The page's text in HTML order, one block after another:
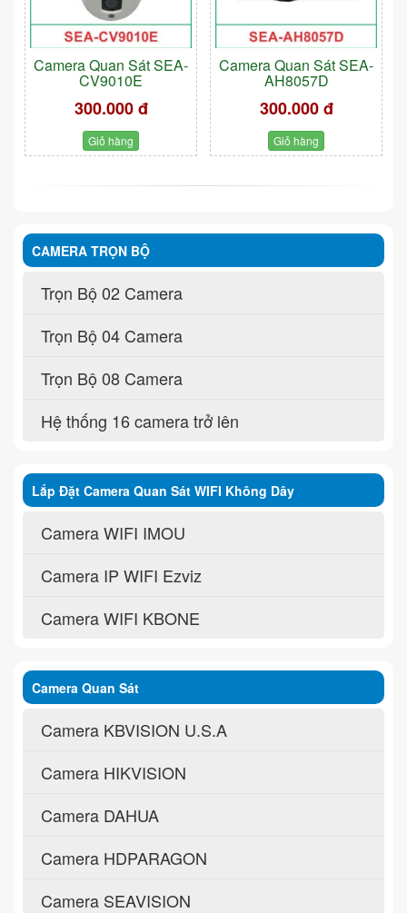
Camera Quan Sát SEA-
CV9010E
300.000 đ
Giỏ hàng
Camera Quan Sát SEA-
AH8057D
300.000 đ
Giỏ hàng
CAMERA TRỌN BỘ
Trọn Bộ 02 Camera
Trọn Bộ 04 Camera
Trọn Bộ 08 Camera
Hệ thống 16 camera trở lên
Lắp Đặt Camera Quan Sát WIFI Không Dây
Camera WIFI IMOU
Camera IP WIFI Ezviz
Camera WIFI KBONE
Camera Quan Sát
Camera KBVISION U.S.A
Camera HIKVISION
Camera DAHUA
Camera HDPARAGON
Camera SEAVISION